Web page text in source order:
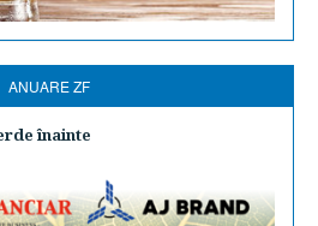
ANUARE ZF
înainte